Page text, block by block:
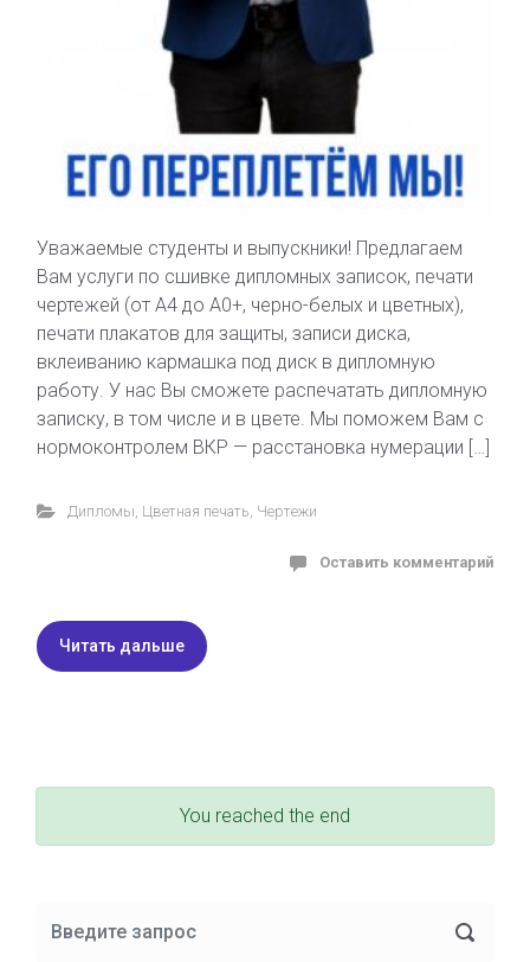
Уважаемые студенты и выпускники! Предлагаем
Вам услуги по сшивке дипломных записок, печати
чертежей (от А4 до А0+, черно-белых и цветных),
печати плакатов для защиты, записи диска,
вклеиванию кармашка под диск в дипломную
работу. У нас Вы сможете распечатать дипломную
записку, в том числе и в цвете. Мы поможем Вам с
нормоконтролем ВКР — расстановка нумерации […]
Дипломы Цветная печать Чертежи
Оставить комментарий
Читать дальше
You reached the end